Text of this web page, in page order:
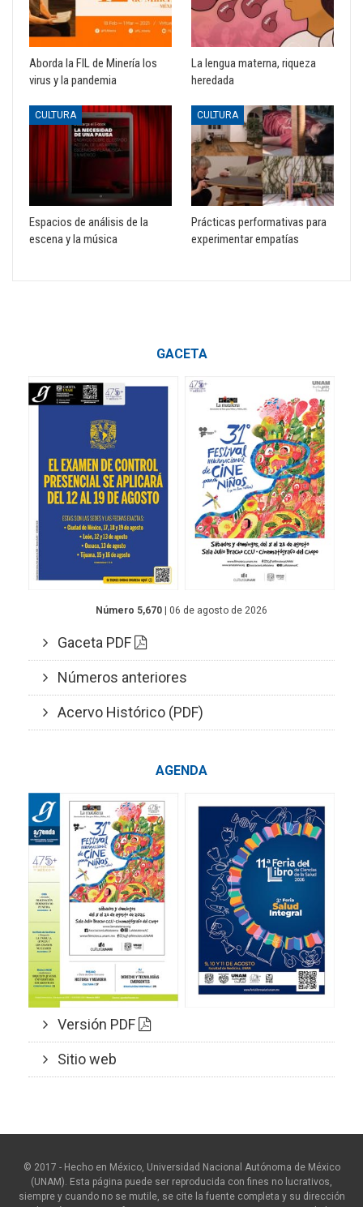
Aborda la FIL de Minería los
virus y la pandemia
La lengua materna, riqueza
heredada
CULTURA
Espacios de análisis de la
escena y la música
CULTURA
Prácticas performativas para
experimentar empatías
GACETA
Número 5,670 | 06 de agosto de 2026
Gaceta PDF
Números anteriores
Acervo Histórico (PDF)
AGENDA
Versión PDF
Sitio web
© 2017 - Hecho en México, Universidad Nacional Autónoma de México
(UNAM). Esta página puede ser reproducida con fines no lucrativos,
siempre y cuando no se mutile, se cite la fuente completa y su dirección